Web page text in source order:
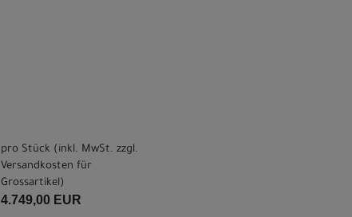
pro Stück (inkl. MwSt. zzgl.
Versandkosten für
Grossartikel )
4.749,00 EUR